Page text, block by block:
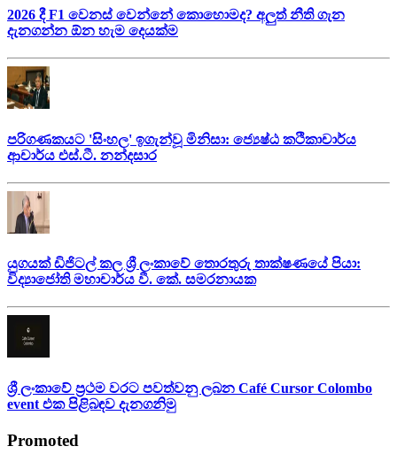
2026 දී F1 වෙනස් වෙන්නේ කොහොමද? අලුත් නීති ගැන
දැනගන්න ඕන හැම දෙයක්ම
පරිගණකයට 'සිංහල' ඉගැන්වූ මිනිසා: ජ්‍යෙෂ්ඨ කථිකාචාර්ය
ආචාර්ය එස්.ටී. නන්දසාර
යුගයක් ඩිජිටල් කල ශ්‍රී ලංකාවේ තොරතුරු තාක්ෂණයේ පියා:
විද්‍යාජෝති මහාචාර්ය වී. කේ. සමරනායක
ශ්‍රී ලංකාවේ ප්‍රථම වරට පවත්වනු ලබන Café Cursor Colombo
event එක පිළිබඳව දැනගනිමු
Promoted